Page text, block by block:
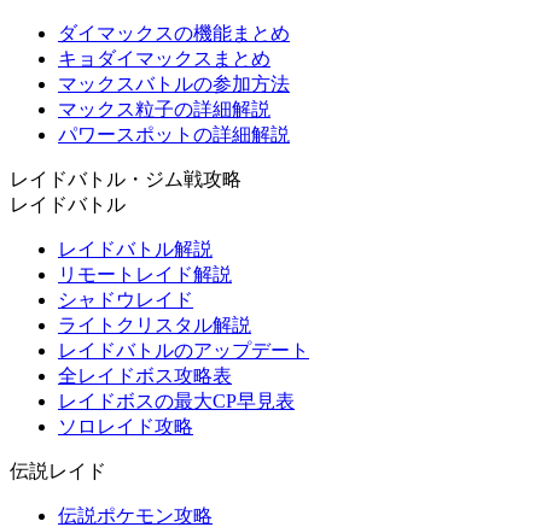
ダイマックスの機能まとめ
キョダイマックスまとめ
マックスバトルの参加方法
マックス粒子の詳細解説
パワースポットの詳細解説
レイドバトル・ジム戦攻略
レイドバトル
レイドバトル解説
リモートレイド解説
シャドウレイド
ライトクリスタル解説
レイドバトルのアップデート
全レイドボス攻略表
レイドボスの最大CP早見表
ソロレイド攻略
伝説レイド
伝説ポケモン攻略